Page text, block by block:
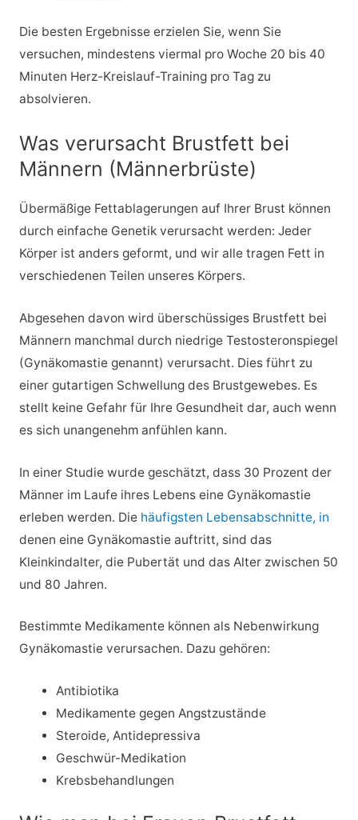
Die besten Ergebnisse erzielen Sie, wenn Sie
versuchen, mindestens viermal pro Woche 20 bis 40
Minuten Herz-Kreislauf-Training pro Tag zu
absolvieren.
Was verursacht Brustfett bei
Männern (Männerbrüste)
Übermäßige Fettablagerungen auf Ihrer Brust können
durch einfache Genetik verursacht werden: Jeder
Körper ist anders geformt, und wir alle tragen Fett in
verschiedenen Teilen unseres Körpers.
Abgesehen davon wird überschüssiges Brustfett bei
Männern manchmal durch niedrige Testosteronspiegel
(Gynäkomastie genannt) verursacht. Dies führt zu
einer gutartigen Schwellung des Brustgewebes. Es
stellt keine Gefahr für Ihre Gesundheit dar, auch wenn
es sich unangenehm anfühlen kann.
In einer Studie wurde geschätzt, dass 30 Prozent der
Männer im Laufe ihres Lebens eine Gynäkomastie
erleben werden. Die häufigsten Lebensabschnitte, in
denen eine Gynäkomastie auftritt, sind das
Kleinkindalter, die Pubertät und das Alter zwischen 50
und 80 Jahren.
Bestimmte Medikamente können als Nebenwirkung
Gynäkomastie verursachen. Dazu gehören:
Antibiotika
Medikamente gegen Angstzustände
Steroide, Antidepressiva
Geschwür-Medikation
Krebsbehandlungen